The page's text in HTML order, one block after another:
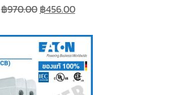
฿970.00 Original
was:
฿970.00.
฿456.00Current
is:
฿456.00.